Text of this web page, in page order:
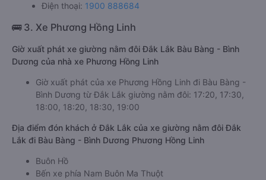
Điện thoại: 1900 888684
🚌 3. Xe Phương Hồng Linh
Giờ xuất phát xe giường nằm đôi Đắk Lắk Bàu Bàng - Bình
Dương của nhà xe Phương Hồng Linh
Giờ xuất phát của xe Phương Hồng Linh đi Bàu Bàng -
Bình Dương từ Đắk Lắk giường nằm đôi: 17:20, 17:30,
18:00, 18:20, 18:30, 19:00
Địa điểm đón khách ở Đắk Lắk của xe giường nằm đôi Đắk
Lắk đi Bàu Bàng - Bình Dương Phương Hồng Linh
Buôn Hồ
Bến xe phía Nam Buôn Ma Thuột